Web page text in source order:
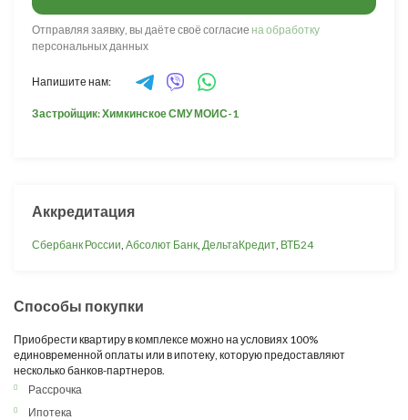
Отправляя заявку, вы даёте своё согласие на обработку
персональных данных
Напишите нам:
Застройщик: Химкинское СМУ МОИС-1
Аккредитация
Сбербанк России, Абсолют Банк, ДельтаКредит, ВТБ24
Способы покупки
Приобрести квартиру в комплексе можно на условиях 100%
единовременной оплаты или в ипотеку, которую предоставляют
несколько банков-партнеров.
Рассрочка
Ипотека